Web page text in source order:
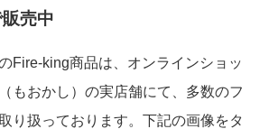
売中
Fire-king商品は、オンラインショッ
もおかし）の実店舗にて、多数のフ
り扱っております。下記の画像をタ